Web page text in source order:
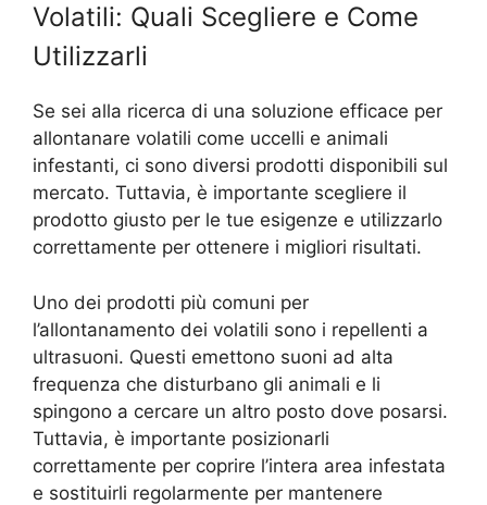
Volatili: Quali Scegliere e Come
Utilizzarli
Se sei alla ricerca di una soluzione efficace per
allontanare volatili come uccelli e animali
infestanti, ci sono diversi prodotti disponibili sul
mercato. Tuttavia, è importante scegliere il
prodotto giusto per le tue esigenze e utilizzarlo
correttamente per ottenere i migliori risultati.
Uno dei prodotti più comuni per
l’allontanamento dei volatili sono i repellenti a
ultrasuoni. Questi emettono suoni ad alta
frequenza che disturbano gli animali e li
spingono a cercare un altro posto dove posarsi.
Tuttavia, è importante posizionarli
correttamente per coprire l’intera area infestata
e sostituirli regolarmente per mantenere